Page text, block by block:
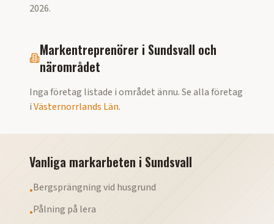
2026.
Markentreprenörer i Sundsvall och
närområdet
Inga företag listade i området ännu. Se alla företag
iVästernorrlands Län.
Vanliga markarbeten i Sundsvall
•Bergsprängning vid husgrund
•Pålning på lera